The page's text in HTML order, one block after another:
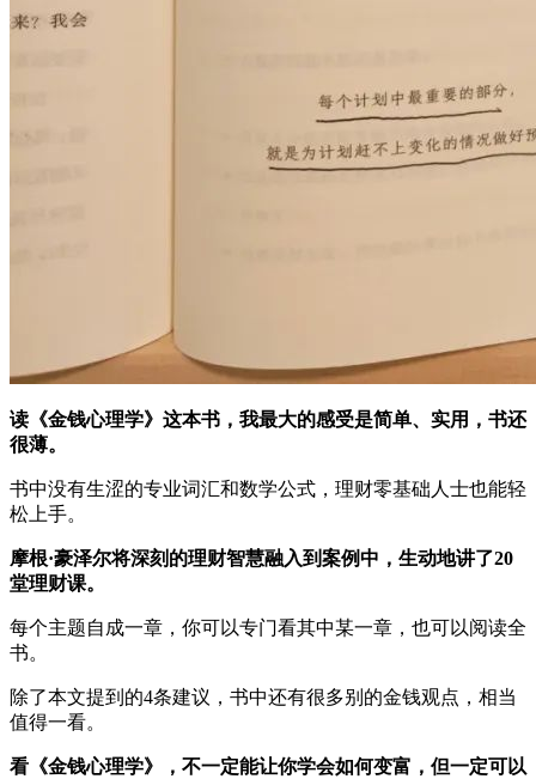
读《金钱心理学》这本书，我最大的感受是简单、实用，书还
很薄。
书中没有生涩的专业词汇和数学公式，理财零基础人士也能轻
松上手。
摩根·豪泽尔将深刻的理财智慧融入到案例中，生动地讲了20
堂理财课。
每个主题自成一章，你可以专门看其中某一章，也可以阅读全
书。
除了本文提到的4条建议，书中还有很多别的金钱观点，相当
值得一看。
看《金钱心理学》，不一定能让你学会如何变富，但一定可以